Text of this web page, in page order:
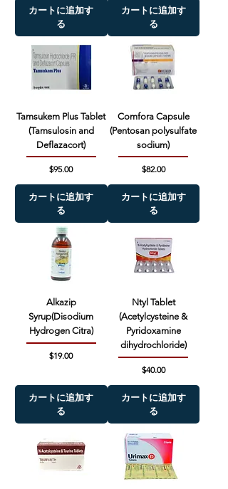
カートに追加す
る
カートに追加す
る
Tamsukem Plus Tablet
(Tamsulosin and
Deflazacort)
価格
$95.00
カートに追加す
る
Comfora Capsule
(Pentosan polysulfate
sodium)
価格
$82.00
カートに追加す
る
Alkazip
Syrup(Disodium
Hydrogen Citra)
価格
$19.00
カートに追加す
る
Ntyl Tablet
(Acetylcysteine &
Pyridoxamine
dihydrochloride)
価格
$40.00
カートに追加す
る